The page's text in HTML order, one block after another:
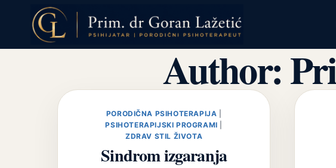
Author:
PORODIČNA PSIHOTERAPIJA
PSIHOTERAPIJSKI PROGRAMI
ZDRAV STIL ŽIVOTA
Sindrom izgaranja